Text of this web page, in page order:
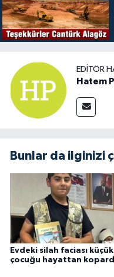
EDITÖR
Hatem
Bunlar da ilginizi
Evdeki silah faciası küçük
çocuğu hayattan